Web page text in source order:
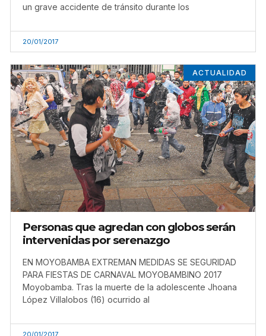
un grave accidente de tránsito durante los
20/01/2017
ACTUALIDAD
Personas que agredan con globos serán
intervenidas por serenazgo
EN MOYOBAMBA EXTREMAN MEDIDAS SE SEGURIDAD
PARA FIESTAS DE CARNAVAL MOYOBAMBINO 2017
Moyobamba. Tras la muerte de la adolescente Jhoana
López Villalobos (16) ocurrido al
20/01/2017